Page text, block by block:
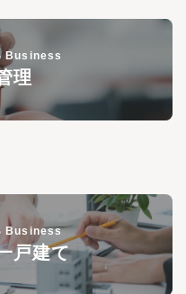
Business
理
Business
戸建て